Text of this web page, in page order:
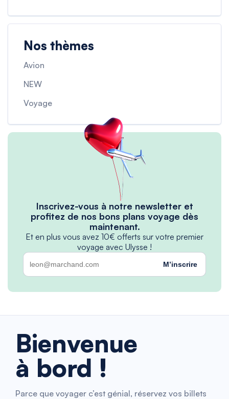
Nos thèmes
Avion
NEW
Voyage
Inscrivez-vous à notre newsletter et
profitez de nos bons plans voyage dès
maintenant.
Et en plus vous avez 10€ offerts sur votre premier
voyage avec Ulysse !
M’inscrire
Bienvenue
à bord !
Parce que voyager c’est génial, réservez vos billets